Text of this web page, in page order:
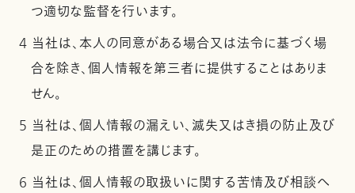
つ適切な監督を行います。
4 当社は、本人の同意がある場合又は法令に基づく場
合を除き、個人情報を第三者に提供することはありま
せん。
5 当社は、個人情報の漏えい、滅失又はき損の防止及び
是正のための措置を講じます。
6 当社は、個人情報の取扱いに関する苦情及び相談へ